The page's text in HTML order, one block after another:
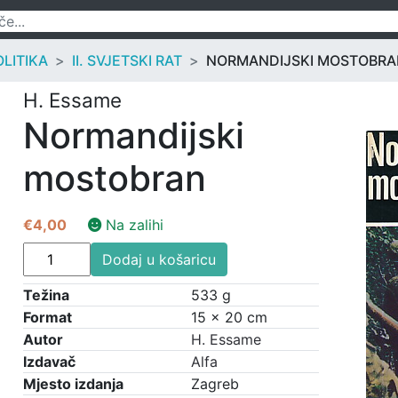
II. SVJETSKI RAT NORMANDIJSKI
H. Essame
Normandijski
mostobran
€4,00
Na zalihi
Normandijski
mostobran
količina
Dodaj u košaricu
Težina
533 g
Format
15 × 20 cm
Autor
H. Essame
Izdavač
Alfa
Mjesto izdanja
Zagreb